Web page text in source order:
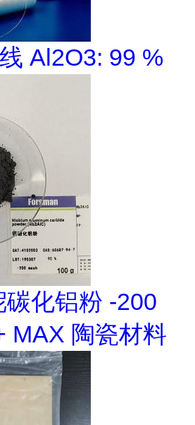
Al2O3: 99 %
化铝粉 -200
MAX 陶瓷材料